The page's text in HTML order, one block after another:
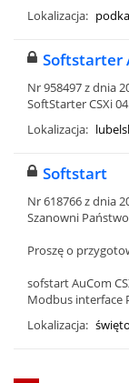
Lokalizacja:
Softstarter
Nr 958497 z dnia
SoftStarter CSXi
Lokalizacja:
Softstart
Nr 618766 z dnia
Szanowni
Proszę o
sofstart AuCom
Modbus interface
Lokalizacja: